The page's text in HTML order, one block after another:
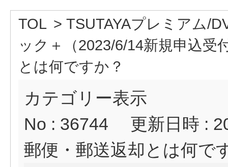
TOL > TSUTAYAプレミアム/
ック＋（2023/6/14新規申込受
とは何ですか？
カテゴリー表示
No : 36744
更新日時 :
郵便・郵送返却とは何で